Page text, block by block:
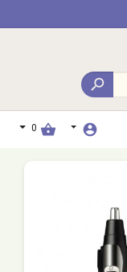

account_circle
shopping_basket
0